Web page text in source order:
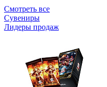
Смотреть все
Сувениры
Лидеры продаж